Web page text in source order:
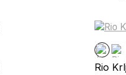
Rio